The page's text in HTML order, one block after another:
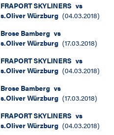
FRAPORT SKYLINERS vs
s.Oliver Würzburg (04.03.2018)
Brose Bamberg vs
s.Oliver Würzburg (17.03.2018)
FRAPORT SKYLINERS vs
s.Oliver Würzburg (04.03.2018)
Brose Bamberg vs
s.Oliver Würzburg (17.03.2018)
FRAPORT SKYLINERS vs
s.Oliver Würzburg (04.03.2018)